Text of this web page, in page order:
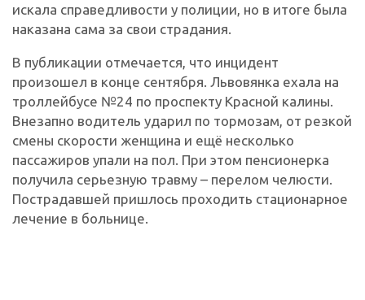
искала справедливости у полиции, но в итоге была
наказана сама за свои страдания.
В публикации отмечается, что инцидент
произошел в конце сентября. Львовянка ехала на
троллейбусе №24 по проспекту Красной калины.
Внезапно водитель ударил по тормозам, от резкой
смены скорости женщина и ещё несколько
пассажиров упали на пол. При этом пенсионерка
получила серьезную травму – перелом челюсти.
Пострадавшей пришлось проходить стационарное
лечение в больнице.